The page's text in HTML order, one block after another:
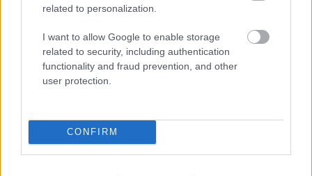
related to personalization.
I want to allow Google to enable storage
related to security, including authentication
functionality and fraud prevention, and other
user protection.
CONFIRM